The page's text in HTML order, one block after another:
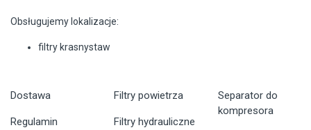
Obsługujemy lokalizacje:
filtry krasnystaw
Dostawa
Regulamin
Filtry powietrza
Filtry hydrauliczne
Separator do
kompresora